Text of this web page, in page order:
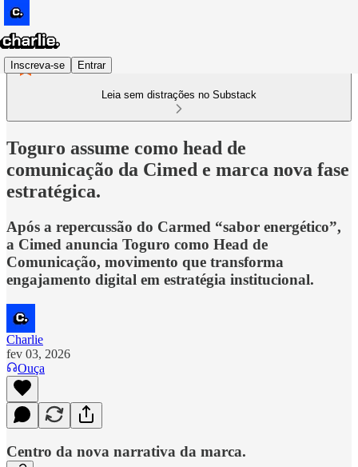
Inscreva-se Entrar
Leia sem distrações no Substack
Toguro assume como head de
comunicação da Cimed e marca nova fase
estratégica.
Após a repercussão do Carmed “sabor energético”,
a Cimed anuncia Toguro como Head de
Comunicação, movimento que transforma
engajamento digital em estratégia institucional.
Charlie
fev 03, 2026
Ouça
Centro da nova narrativa da marca.